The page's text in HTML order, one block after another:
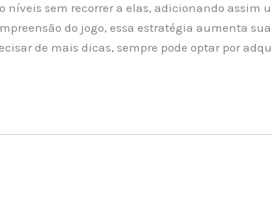
sem recorrer a elas, adicionando assim
do jogo, essa estratégia aumenta
de mais dicas, sempre pode optar por